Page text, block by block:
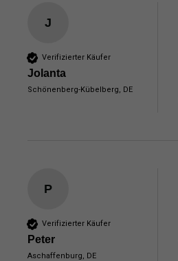
J
Verifizierter Käufer
Jolanta
Schönenberg-Kübelberg, DE
P
Verifizierter Käufer
Peter
Aschaffenburg, DE